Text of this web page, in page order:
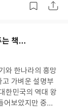
의 아
이 아니라고 생
수 있다. 하지
는 책이 한권에 책
말한다. 그것
적으로
욱더 앞세운다고
어진 듯하것 같
는 책...
와 한나라의 흥망